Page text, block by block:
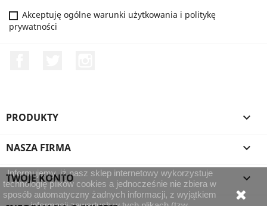
Akceptuję ogólne warunki użytkowania i politykę
prywatności
PRODUKTY 
NASZA FIRMA 
TWOJE KONTO 
Informujemy, iż nasz sklep internetowy wykorzystuje
technologię plików cookies a jednocześnie nie zbiera w
sposób automatyczny żadnych informacji, z wyjątkiem